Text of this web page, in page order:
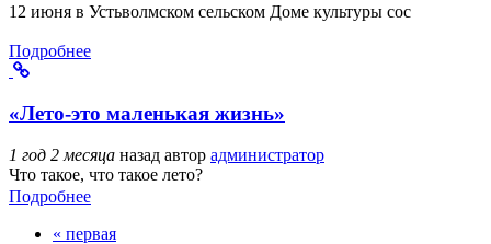
12 июня в Устьволмском сельском Доме культуры сос
Подробнее
«Лето-это маленькая жизнь»
1 год 2 месяца назад автор администратор
Что такое, что такое лето?
Подробнее
« первая